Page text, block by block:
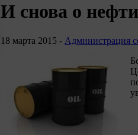
И снова о нефти
18 марта 2015 - Администрация